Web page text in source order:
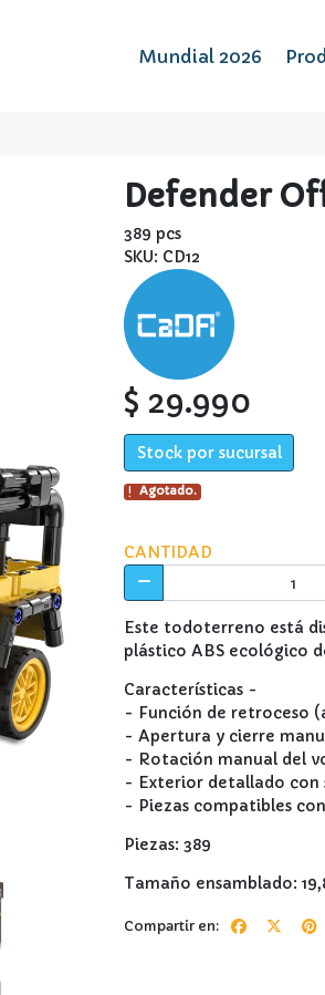
Mundial 2026
Defender
389 pcs
SKU: CD12
$ 29.990
Stock por sucursal
Agotado.
CANTIDAD
Este todoterreno está
plástico ABS ecológico
Características -
- Función de retroceso
- Apertura y cierre
- Rotación manual del
- Exterior detallado con
- Piezas compatibles
Piezas: 389
Tamaño ensamblado:
Compartir en: